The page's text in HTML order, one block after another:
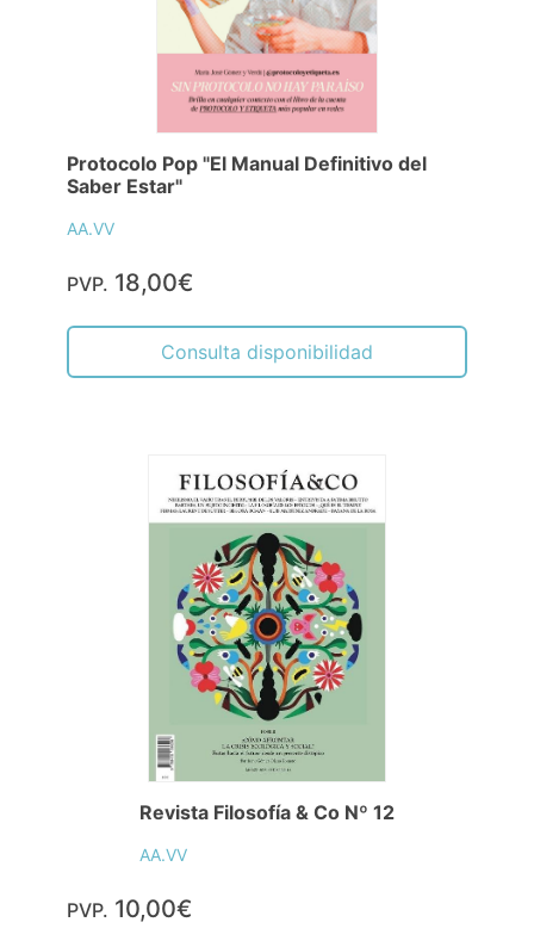
Protocolo Pop "El Manual Definitivo del
Saber Estar"
AA.VV
PVP. 18,00€
Consulta disponibilidad
Revista Filosofía & Co Nº 12
AA.VV
PVP. 10,00€